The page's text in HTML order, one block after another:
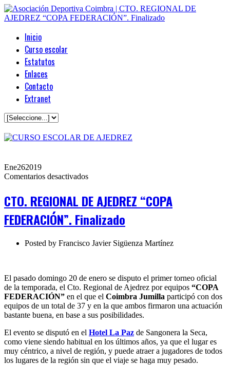
Inicio
Curso escolar
Estatutos
Enlaces
Contacto
Extranet
Ene262019
Comentarios desactivadosen
DE
“COPA
Finalizado
CTO. REGIONAL DE AJEDREZ “COPA
FEDERACIÓN”. Finalizado
Posted by Francisco Javier Sigüenza Martínez
El pasado domingo 20 de enero se disputo el primer torneo oficial
de la temporada, el Cto. Regional de Ajedrez por equipos “COPA
FEDERACIÓN” en el que el Coimbra Jumilla participó con dos
equipos de un total de 37 y en la que ambos firmaron una actuación
bastante buena, en base a sus posibilidades.
El evento se disputó en el Hotel La Paz de Sangonera la Seca,
como viene siendo habitual en los últimos años, ya que el lugar es
muy céntrico, a nivel de región, y puede atraer a jugadores de todos
los lugares de la región sin que el viaje se haga muy pesado.